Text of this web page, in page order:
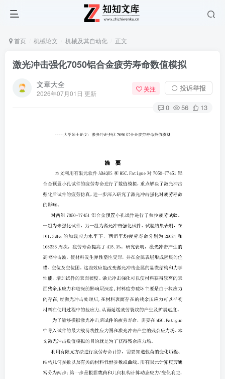
首页 机械论文 机械及其自动化 正文
激光冲击强化7050铝合金疲劳寿命数值模拟
文章大全
2026年07月01日 更新
关注 ⚪ 投诉举报
0 56 13